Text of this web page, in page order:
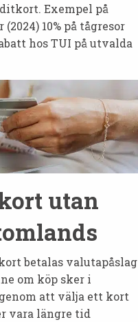
Exempel på
(2024) 10% på tågresor
hos TUI på utvalda
utan
betalas valutapåslag
om köp sker i
att välja ett kort
vara längre tid